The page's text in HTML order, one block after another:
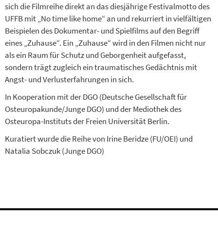
sich die Filmreihe direkt an das diesjährige Festivalmotto des
UFFB mit „No time like home“ an und rekurriert in vielfältigen
Beispielen des Dokumentar- und Spielfilms auf den Begriff
eines „Zuhause“. Ein „Zuhause“ wird in den Filmen nicht nur
als ein Raum für Schutz und Geborgenheit aufgefasst,
sondern trägt zugleich ein traumatisches Gedächtnis mit
Angst- und Verlusterfahrungen in sich.
In Kooperation mit der DGO (Deutsche Gesellschaft für
Osteuropakunde/Junge DGO) und der Mediothek des
Osteuropa-Instituts der Freien Universität Berlin.
Kuratiert wurde die Reihe von Irine Beridze (FU/OEI) und
Natalia Sobczuk (Junge DGO)